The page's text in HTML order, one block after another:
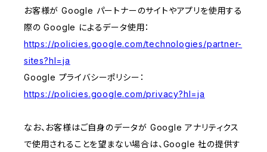
お客様が Google パートナーのサイトやアプリを使用する
際の Google によるデータ使用：
https://policies.google.com/technologies/partner-
sites?hl=ja
Google プライバシーポリシー：
https://policies.google.com/privacy?hl=ja
なお、お客様はご自身のデータが Google アナリティクス
で使用されることを望まない場合は、Google 社の提供す